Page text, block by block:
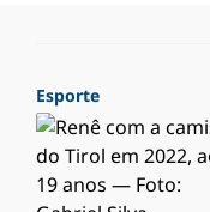
Esporte